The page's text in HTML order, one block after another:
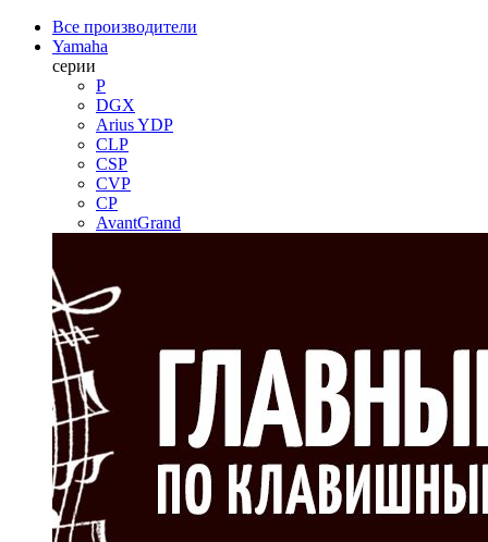
Все производители
Yamaha
серии
P
DGX
Arius YDP
CLP
CSP
CVP
CP
AvantGrand